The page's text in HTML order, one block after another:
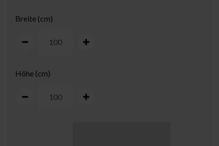
Breite (cm)
Höhe (cm)